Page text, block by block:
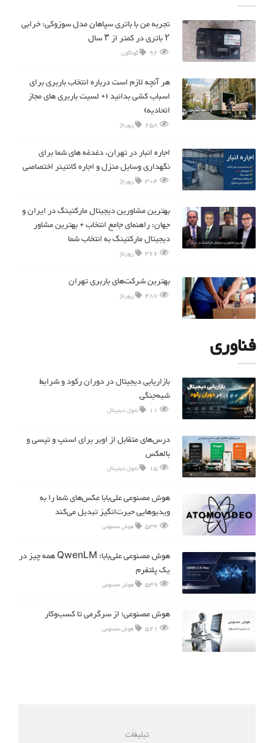
تجربه من با باتری سپاهان مدل سوزوکی: خرابی
۲ باتری در کمتر از ۳ سال
92 گوناگون
هر آنچه لازم است درباره انتخاب باربری برای
اسباب کشی بدانید (+ لسیت باربری های مجاز
اتحادیه)
258 رپورتاژ
اجاره انبار در تهران، دغدغه های شما برای
نگهداری وسایل منزل و اجاره کانتینر اختصاصی
304 رپورتاژ
بهترین مشاورین دیجیتال مارکتینگ در ایران و
جهان: راهنمای جامع انتخاب + بهترین مشاور
دیجیتال مارکتینگ به انتخاب شما
366 رپورتاژ
بهترین شرکت‌های باربری تهران
487 رپورتاژ
فناوری
بازاریابی دیجیتال در دوران رکود و شرایط
شبه‌جنگی
11 تحول دیجیتال
درس‌های متقابل از اوبر برای اسنپ و تپسی و
بالعکس
15 تحول دیجیتال
هوش مصنوعی علی‌بابا عکس‌های شما را به
ویدیوهایی حیرت‌انگیز تبدیل می‌کند
534 هوش مصنوعی
هوش مصنوعی علی‌بابا؛ QwenLM همه چیز در
یک پلتفرم
539 هوش مصنوعی
هوش مصنوعی؛ از سرگرمی تا کسب‌وکار
521 هوش مصنوعی
تبلیغات